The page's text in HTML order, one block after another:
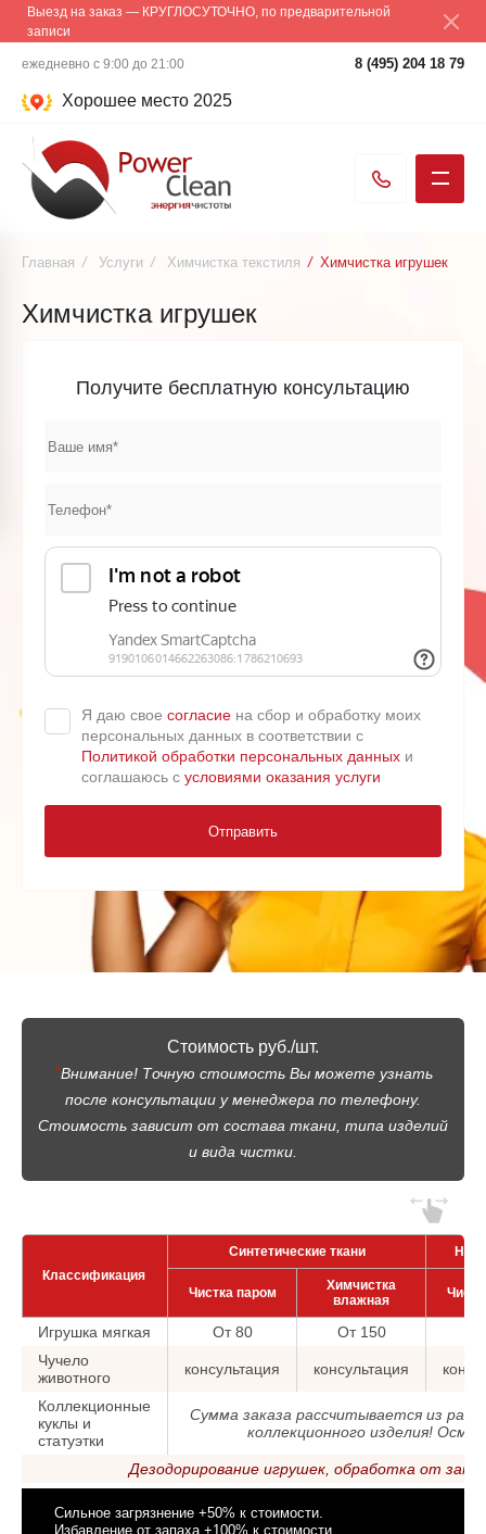
Выезд на заказ — КРУГЛОСУТОЧНО, по предварительной
записи
ежедневно с 9:00 до 21:00 8 (495) 204 18 79
Хорошее место 2025
Главная / Услуги / Химчистка текстиля / Химчистка игрушек
Химчистка игрушек
Получите бесплатную консультацию
Отправить
Я даю свое согласие на сбор и обработку моих
персональных данных в соответствии с
Политикой обработки персональных данных и
соглашаюсь с условиями оказания услуги
Стоимость руб./шт.
*Внимание! Точную стоимость Вы можете узнать
после консультации у менеджера по телефону.
Стоимость зависит от состава ткани, типа изделий
и вида чистки.
Классификация
Синтетические ткани
Чистка паром
Химчистка
влажная
Игрушка мягкая От 80 От 150
Чучело
животного
консультация консультация
Коллекционные
куклы и
статуэтки
Сумма заказа рассчитывается из
коллекционного изделия!
Дезодорирование игрушек, обработка от
Сильное загрязнение +50% к стоимости.
Избавление от запаха +100% к стоимости.